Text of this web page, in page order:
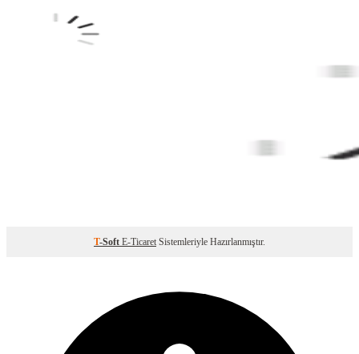
T-Soft E-Ticaret Sistemleriyle Hazırlanmıştır.